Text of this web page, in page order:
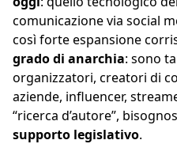
comunicazione via social
così forte espansione
grado di anarchia: sono
organizzatori, creatori di
aziende, influencer,
“ricerca d’autore”,
supporto legislativo.